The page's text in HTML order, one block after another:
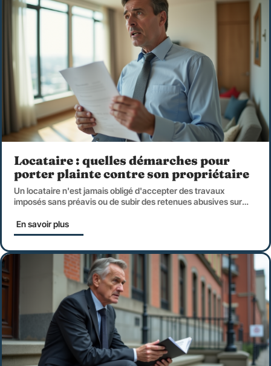
Locataire : quelles démarches pour
porter plainte contre son propriétaire
Un locataire n'est jamais obligé d'accepter des travaux
imposés sans préavis ou de subir des retenues abusives sur…
En savoir plus